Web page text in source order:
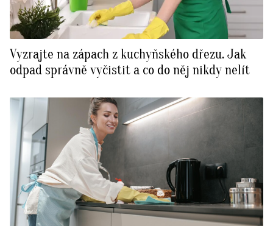
Vyzrajte na zápach z kuchyňského dřezu. Jak
odpad správně vyčistit a co do něj nikdy nelít